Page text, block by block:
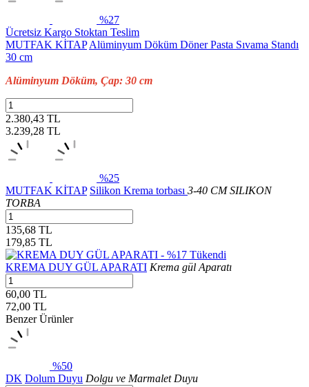
%27
Ücretsiz Kargo Stoktan Teslim
MUTFAK KİTAP Alüminyum Döküm Döner Pasta Sıvama Standı
30 cm
Alüminyum Döküm, Çap: 30 cm
2.380,43 TL
3.239,28 TL
%25
MUTFAK KİTAP Silikon Krema torbası 3-40 CM SILIKON
TORBA
135,68 TL
179,85 TL
%17 Tükendi
KREMA DUY GÜL APARATI Krema gül Aparatı
60,00 TL
72,00 TL
Benzer Ürünler
%50
DK Dolum Duyu Dolgu ve Marmalet Duyu